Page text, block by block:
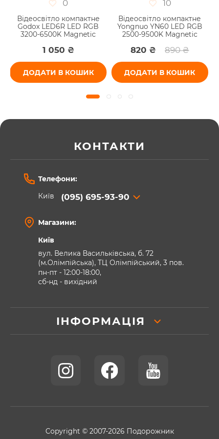
0
Відеосвітло компактне
Godox LED6R LED RGB
3200-6500K Magnetic
1 050 ₴
ДОДАТИ В КОШИК
10
Відеосвітло компактне
Yongnuo YN60 LED RGB
2500-9500K Magnetic
820 ₴ 890 ₴
ДОДАТИ В КОШИК
КОНТАКТИ
Телефони:
Київ
(095) 695-93-90
Магазини:
Київ
вул. Велика Васильківська, б. 72
(м.Олімпійська), ТЦ Олімпійський, 3 пов.
пн-пт - 12:00-18:00,
сб-нд - вихідний
ІНФОРМАЦІЯ
Copyright © 2007-2026 Подорожник